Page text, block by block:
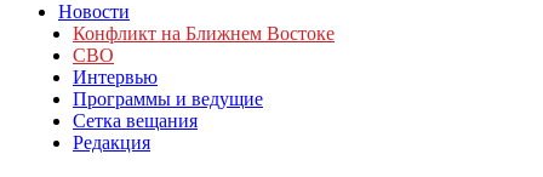
Новости
Конфликт на Ближнем Востоке
СВО
Интервью
Программы и ведущие
Сетка вещания
Редакция